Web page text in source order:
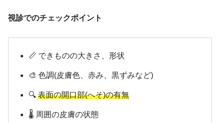
視診でのチェックポイント
📏 できものの大きさ、形状
🎨 色調(皮膚色、赤み、黒ずみなど)
🔍 表面の開口部(へそ)の有無
🌡️ 周囲の皮膚の状態